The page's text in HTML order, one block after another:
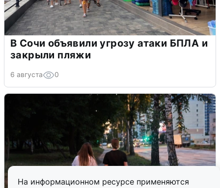
На информационном ресурсе применяются
В Сочи объявили угрозу атаки БПЛА и
закрыли пляжи
6 августа 0